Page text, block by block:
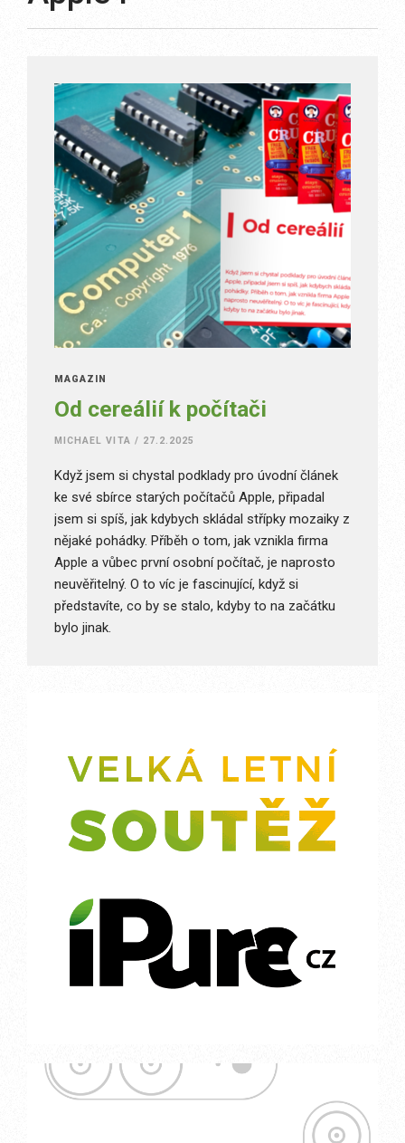
MAGAZÍN
Od cereálií k počítači
MICHAEL VITA / 27.2.2025
Když jsem si chystal podklady pro úvodní článek
ke své sbírce starých počítačů Apple, připadal
jsem si spíš, jak kdybych skládal střípky mozaiky z
nějaké pohádky. Příběh o tom, jak vznikla firma
Apple a vůbec první osobní počítač, je naprosto
neuvěřitelný. O to víc je fascinující, když si
představíte, co by se stalo, kdyby to na začátku
bylo jinak.